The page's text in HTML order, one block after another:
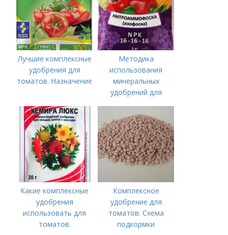
Лучшие комплексные
удобрения для
томатов. Назначение
Методика
использования
минеральных
удобрений для
Минеральное
питание
Какие комплексные
удобрения
использовать для
томатов.
Комплексное
удобрение для
томатов. Схема
подкормки